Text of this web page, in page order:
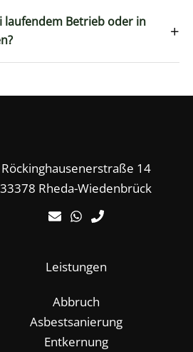
laufendem Betrieb oder in
+
Röckinghausenerstraße 14
33378 Rheda-Wiedenbrück
Leistungen
Abbruch
Asbestsanierung
Entkernung